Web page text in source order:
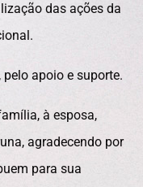
das ações da
pelo apoio e suporte.
à esposa,
agradecendo por
para sua